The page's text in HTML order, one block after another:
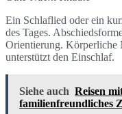
Ein Schlaflied oder ein
des Tages.
Orientierung. Körperliche
unterstützt den Einschlaf.
Siehe auch Reisen
familienfreundliches